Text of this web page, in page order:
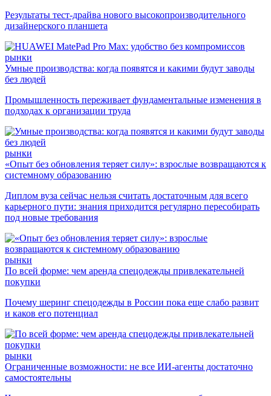
Результаты тест-драйва нового высокопроизводительного
дизайнерского планшета
рынки
Умные производства: когда появятся и какими будут заводы
без людей
Промышленность переживает фундаментальные изменения в
подходах к организации труда
рынки
«Опыт без обновления теряет силу»: взрослые возвращаются к
системному образованию
Диплом вуза сейчас нельзя считать достаточным для всего
карьерного пути: знания приходится регулярно пересобирать
под новые требования
рынки
По всей форме: чем аренда спецодежды привлекательней
покупки
Почему шеринг спецодежды в России пока еще слабо развит
и каков его потенциал
рынки
Ограниченные возможности: не все ИИ-агенты достаточно
самостоятельны